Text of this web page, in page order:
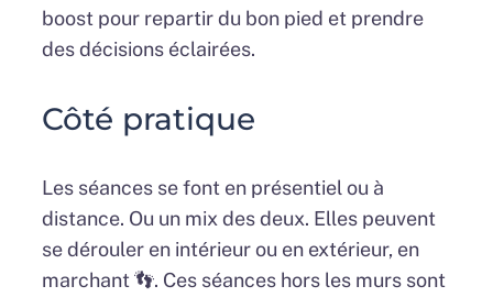
boost pour repartir du bon pied et prendre
des décisions éclairées.
Côté pratique
Les séances se font en présentiel ou à
distance. Ou un mix des deux. Elles peuvent
se dérouler en intérieur ou en extérieur, en
marchant 👣. Ces séances hors les murs sont